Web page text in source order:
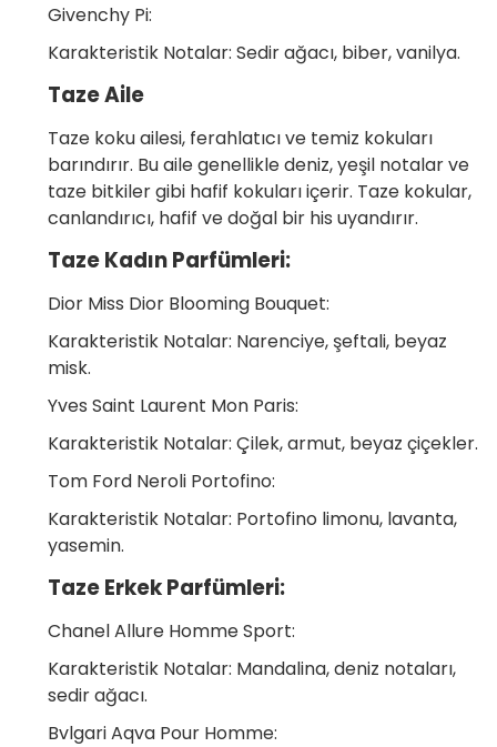
Givenchy Pi:
Karakteristik Notalar: Sedir ağacı, biber, vanilya.
Taze Aile
Taze koku ailesi, ferahlatıcı ve temiz kokuları
barındırır. Bu aile genellikle deniz, yeşil notalar ve
taze bitkiler gibi hafif kokuları içerir. Taze kokular,
canlandırıcı, hafif ve doğal bir his uyandırır.
Taze Kadın Parfümleri:
Dior Miss Dior Blooming Bouquet:
Karakteristik Notalar: Narenciye, şeftali, beyaz
misk.
Yves Saint Laurent Mon Paris:
Karakteristik Notalar: Çilek, armut, beyaz çiçekler.
Tom Ford Neroli Portofino:
Karakteristik Notalar: Portofino limonu, lavanta,
yasemin.
Taze Erkek Parfümleri:
Chanel Allure Homme Sport:
Karakteristik Notalar: Mandalina, deniz notaları,
sedir ağacı.
Bvlgari Aqva Pour Homme: